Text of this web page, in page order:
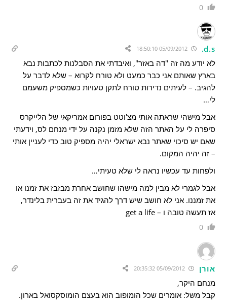
0
d.s.
05/09/2012 18:50:10
לא יודע מה זה "דה באזר", ואיבדתי את הסבלנות לכתבות נבא
בארץ שאותם אני כבר כמעט ולא טורח לקרוא – שלא לדבר על
להגיב. – לעיתים נדירות טורח לתקן טעויות כשמספיק משעמם
לי…
אבל מישהי שראתה אותי מצ'וטט בפורום אמריקאי של הלייקרס
סיפרה לי על האתר הזה שלא מזמן נקנה על ידי מנחם לס, וידעתי
שאם יש סיכוי שאתר נבא ישראלי יהיה מספיק טוב כדי לעניין אותי
– זה יהיה המקום.
ולפחות עד עכשיו נראה לי שלא טעיתי…
אבל לגמרי לא מבין למה מישהו שחושב אחרת מבזבז את זמנו או
את זמננו. אני לא חושב שיש דרך להגיד את זה בעברית בלינדר,
אז תעשה טובה ו – get a life
0
אורן 05/09/2012 20:35:32
מנחם היקר,
קבל משל: אומרים שכל הומופוב הוא בעצם הומוסקסואל בארון.